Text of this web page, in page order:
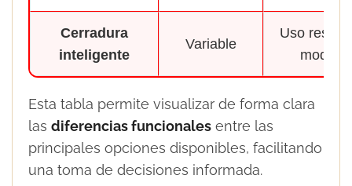
Cerradura
inteligente
Variable
Uso
Esta tabla permite visualizar de forma clara
las diferencias funcionales entre las
principales opciones disponibles, facilitando
una toma de decisiones informada.